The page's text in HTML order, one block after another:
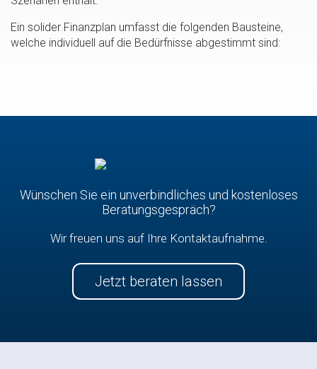
Ein solider Finanzplan umfasst die folgenden Bausteine,
welche individuell auf die Bedürfnisse abgestimmt sind:
Wünschen Sie ein unverbindliches und kostenloses
Beratungsgespräch?
Wir freuen uns auf Ihre Kontaktaufnahme.
Jetzt beraten lassen